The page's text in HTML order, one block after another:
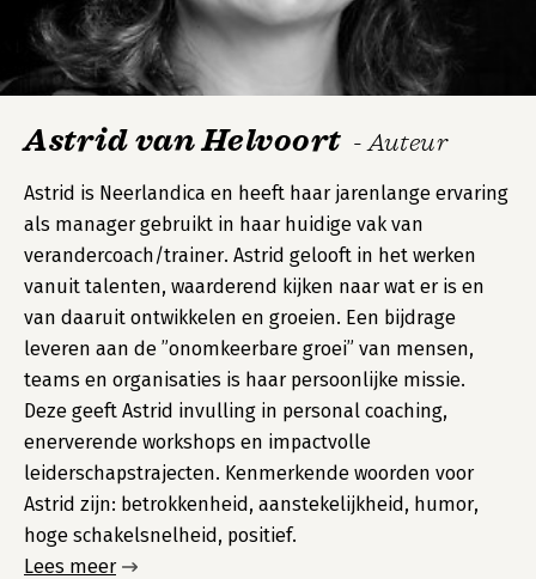
Astrid van Helvoort - Auteur
Astrid is Neerlandica en heeft haar jarenlange ervaring
als manager gebruikt in haar huidige vak van
verandercoach/trainer. Astrid gelooft in het werken
vanuit talenten, waarderend kijken naar wat er is en
van daaruit ontwikkelen en groeien. Een bijdrage
leveren aan de ”onomkeerbare groei” van mensen,
teams en organisaties is haar persoonlijke missie.
Deze geeft Astrid invulling in personal coaching,
enerverende workshops en impactvolle
leiderschapstrajecten. Kenmerkende woorden voor
Astrid zijn: betrokkenheid, aanstekelijkheid, humor,
hoge schakelsnelheid, positief.
Lees meer